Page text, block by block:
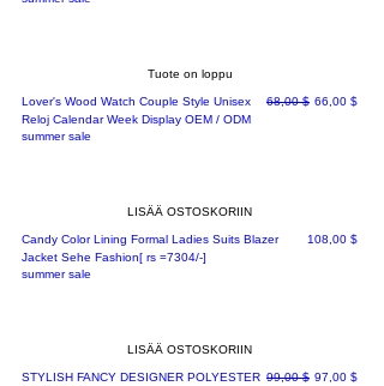
Tuote on loppu
Lover's Wood Watch Couple Style Unisex
Reloj Calendar Week Display OEM / ODM
Normaali hinta
68,00 $ Alehinta
66,00 $
summer sale
LISÄÄ OSTOSKORIIN
Candy Color Lining Formal Ladies Suits Blazer
Jacket Sehe Fashion[ rs =7304/-]
Hinta
108,00 $
summer sale
LISÄÄ OSTOSKORIIN
STYLISH FANCY DESIGNER POLYESTER Normaali hinta
99,00 $ Alehinta
97,00 $